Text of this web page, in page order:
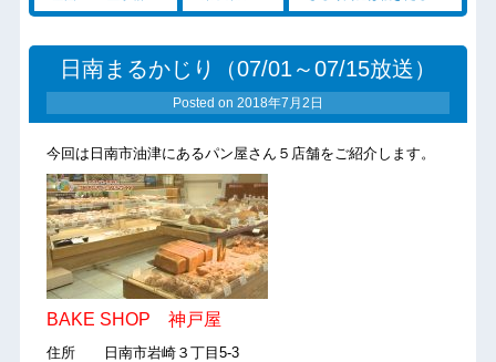
日南まるかじり（07/01～07/15放送）
Posted on 2018年7月2日
今回は日南市油津にあるパン屋さん５店舗をご紹介します。
BAKE SHOP 神戸屋
住所 日南市岩崎３丁目5-3